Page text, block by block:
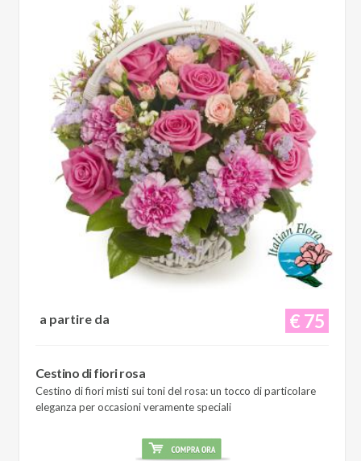
€ 75
a partire da
Cestino di fiori rosa
Cestino di fiori misti sui toni del rosa: un tocco di particolare
eleganza per occasioni veramente speciali